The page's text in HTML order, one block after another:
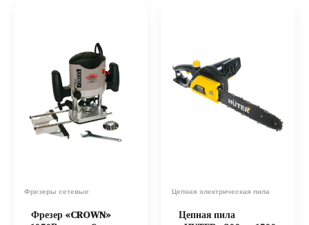
Фрезеры сетевые
Фрезер «CROWN»
Цепная электрическая пила
Цепная пила